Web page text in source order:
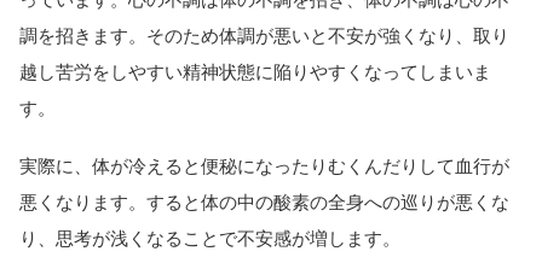
調を招きます。そのため体調が悪いと不安が強くなり、取り
越し苦労をしやすい精神状態に陥りやすくなってしまいま
す。
実際に、体が冷えると便秘になったりむくんだりして血行が
悪くなります。すると体の中の酸素の全身への巡りが悪くな
り、思考が浅くなることで不安感が増します。